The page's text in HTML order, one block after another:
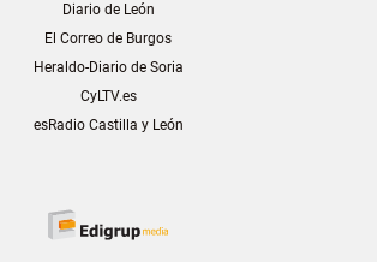
Diario de León
El Correo de Burgos
Heraldo-Diario de Soria
CyLTV.es
esRadio Castilla y León